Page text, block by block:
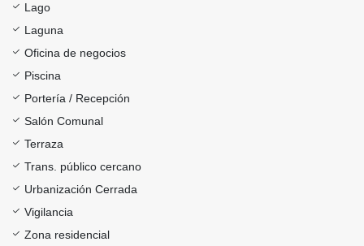
Lago
Laguna
Oficina de negocios
Piscina
Portería / Recepción
Salón Comunal
Terraza
Trans. público cercano
Urbanización Cerrada
Vigilancia
Zona residencial